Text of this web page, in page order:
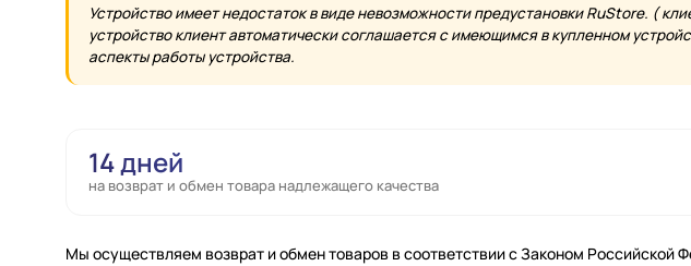
Устройство имеет недостаток в виде невозможности предустановки RuStore. (
устройство клиент автоматически соглашается с имеющимся в купленном
аспекты работы устройства.
14 дней
на возврат и обмен товара надлежащего качества
Мы осуществляем возврат и обмен товаров в соответствии с Законом